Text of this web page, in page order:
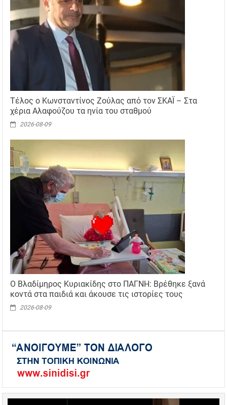
Τέλος ο Κωνσταντίνος Ζούλας από τον ΣΚΑΪ – Στα
χέρια Αλαφούζου τα ηνία του σταθμού
2026-08-09
Ο Βλαδίμηρος Κυριακίδης στο ΠΑΓΝΗ: Βρέθηκε ξανά
κοντά στα παιδιά και άκουσε τις ιστορίες τους
2026-08-09